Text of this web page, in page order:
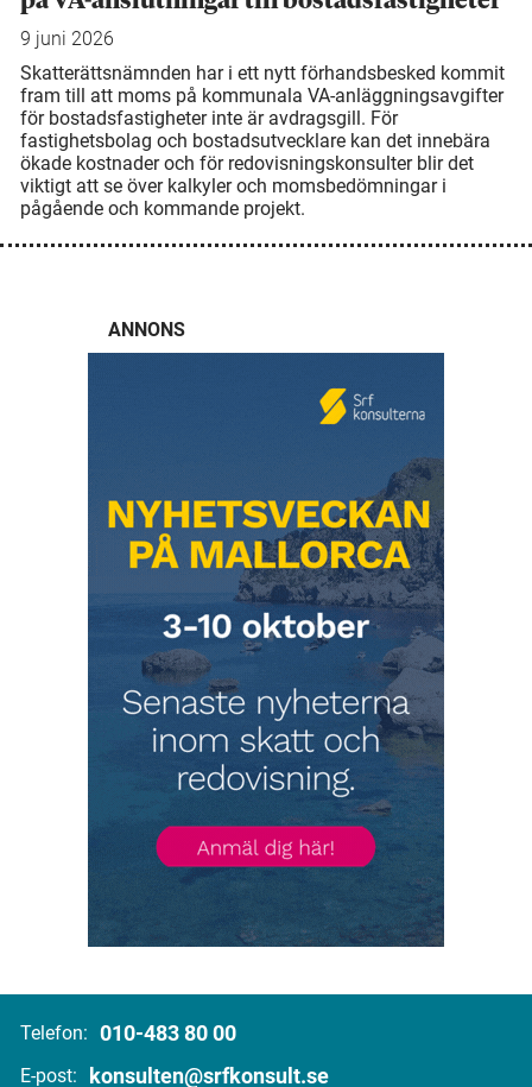
9 juni 2026
Skatterättsnämnden har i ett nytt förhandsbesked kommit
fram till att moms på kommunala VA-anläggningsavgifter
för bostadsfastigheter inte är avdragsgill. För
fastighetsbolag och bostadsutvecklare kan det innebära
ökade kostnader och för redovisningskonsulter blir det
viktigt att se över kalkyler och momsbedömningar i
pågående och kommande projekt.
ANNONS
Telefon: 010-483 80 00
E-post: konsulten@srfkonsult.se